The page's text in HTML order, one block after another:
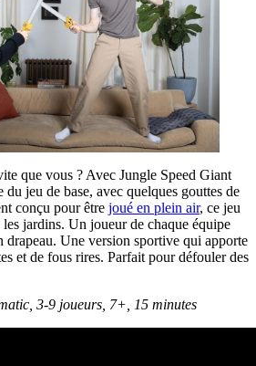
que vous ? Avec Jungle Speed Giant
du jeu de base, avec quelques gouttes de
conçu pour être joué en plein air, ce jeu
jardins. Un joueur de chaque équipe
drapeau. Une version sportive qui apporte
et de fous rires. Parfait pour défouler des
3-9 joueurs, 7+, 15 minutes